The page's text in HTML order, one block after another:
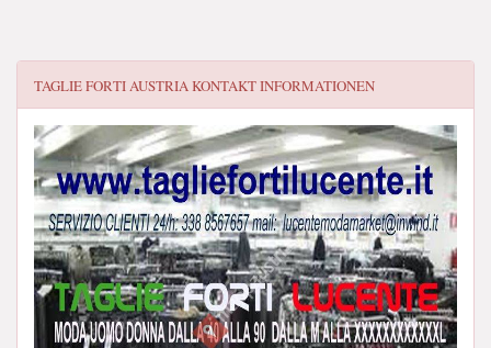
TAGLIE FORTI AUSTRIAKONTAKT INFORMATIONEN